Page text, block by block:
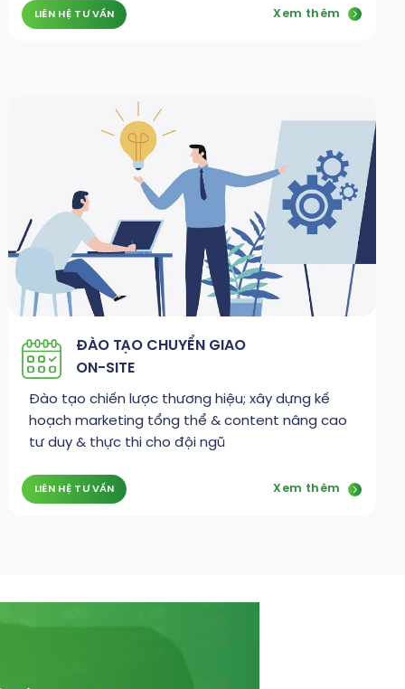
LIÊN HỆ TƯ VẤN Xem thêm
ĐÀO TẠO CHUYỂN GIAO
ON-SITE
Đào tạo chiến lược thương hiệu; xây dựng kế
hoạch marketing tổng thể & content nâng cao
tư duy & thực thi cho đội ngũ
LIÊN HỆ TƯ VẤN Xem thêm